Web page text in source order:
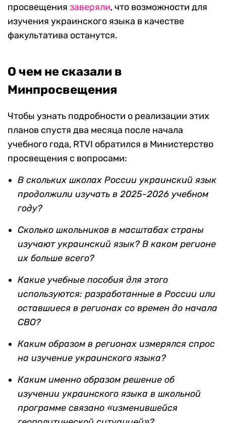
просвещения заверяли, что возможности для
изучения украинского языка в качестве
факультатива останутся.
О чем не сказали в
Минпросвещения
Чтобы узнать подробности о реализации этих
планов спустя два месяца после начала
учебного года, RTVI обратился в Министерство
просвещения с вопросами:
В скольких школах России украинский язык
продолжили изучать в 2025-2026 учебном
году?
Сколько школьников в масштабах страны
изучают украинский язык? В каком регионе
их больше всего?
Какие учебные пособия для этого
используются: разработанные в России или
оставшиеся в регионах со времен до начала
СВО?
Каким образом в регионах измерялся спрос
на изучение украинского языка?
Каким именно образом решение об
изучении украинского языка в школьной
программе связано «изменившейся